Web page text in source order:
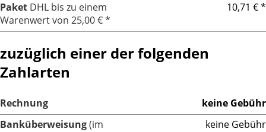
Paket DHL bis zu einem
Warenwert von 25,00 € *
10,71 € *
zuzüglich einer der folgenden
Zahlarten
Rechnung
keine Gebühr
Banküberweisung(im
keine Gebühr